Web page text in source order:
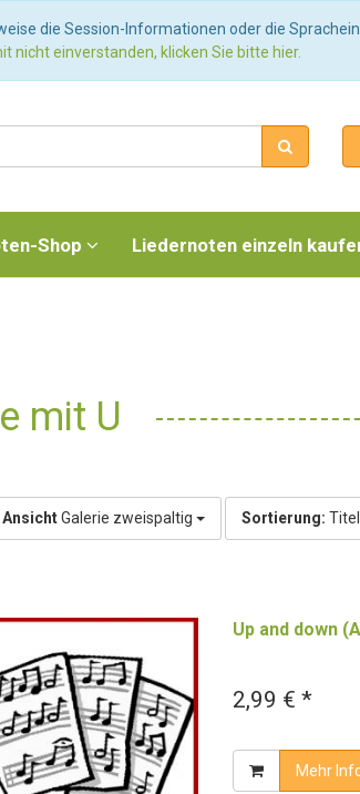
die Session-Informationen oder die
nicht einverstanden, klicken Sie bitte hier.
Shop Liedernoten einzeln
mit U
AnsichtGalerie zweispaltig Sortierung: Titel
Up and down
2,99 € *
Mehr